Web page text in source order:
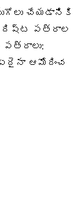
చేయడానికి
పత్రాల
పత్రాలు:
ఏదైనా ఆమోదించ